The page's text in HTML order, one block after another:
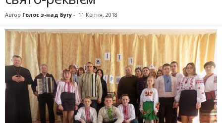
Автор Голос з-над Бугу - 11 Квітня, 2018